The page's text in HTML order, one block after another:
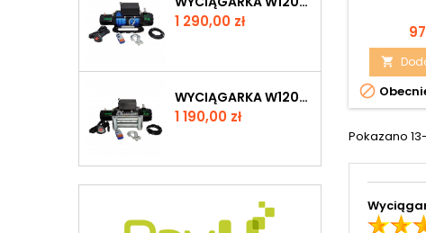
Cena
1 290,00 zł
WYCIĄGARKA W12000 12V Z LINĄ STALOWĄ
Cena
1 190,00 zł


Pokazano